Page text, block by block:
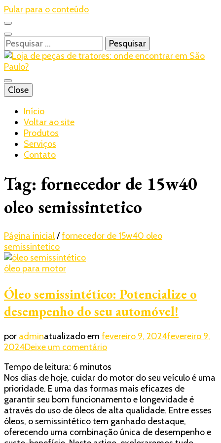
Pular para o conteúdo
Pesquisar
por:
Realtrac
Blog – Realtrac
Close
Início
Voltar ao site
Produtos
Serviços
Contato
Tag: fornecedor de 15w40
oleo semissintetico
Página inicial/fornecedor de 15w40 oleo
semissintetico
óleo para motor
Óleo semissintético: Potencialize o
desempenho do seu automóvel!
por adminatualizado em fevereiro 9, 2024fevereiro 9,
2024Deixe um comentárioem
semissintético:
Potencialize
o
desempenho
do
seu
automóvel!
Tempo de leitura: 6 minutos
Nos dias de hoje, cuidar do motor do seu veículo é uma
prioridade. E uma das formas mais eficazes de
garantir seu bom funcionamento e longevidade é
através do uso de óleos de alta qualidade. Entre esses
óleos, o semissintético tem ganhado destaque,
oferecendo uma combinação única de desempenho e